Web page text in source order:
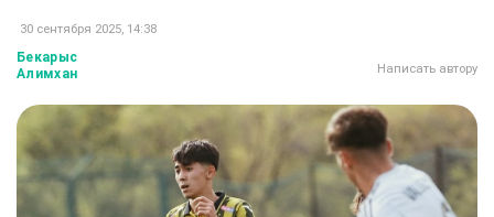
30 сентября 2025, 14:38
Бекарыс
Алимхан
Написать автору